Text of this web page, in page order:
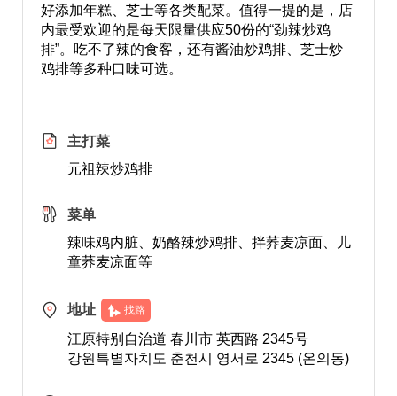
好添加年糕、芝士等各类配菜。值得一提的是，店
内最受欢迎的是每天限量供应50份的“劲辣炒鸡
排”。吃不了辣的食客，还有酱油炒鸡排、芝士炒
鸡排等多种口味可选。
主打菜
元祖辣炒鸡排
菜单
辣味鸡内脏、奶酪辣炒鸡排、拌荞麦凉面、儿
童荞麦凉面等
地址 找路
江原特别自治道 春川市 英西路 2345号
강원특별자치도 춘천시 영서로 2345 (온의동)